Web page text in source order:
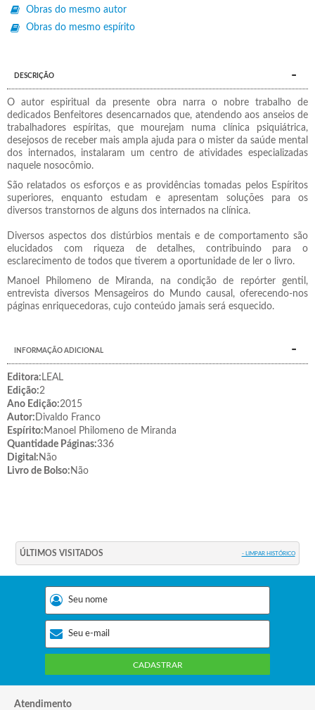
Obras do mesmo autor
Obras do mesmo espírito
DESCRIÇÃO
O autor espiritual da presente obra narra o nobre trabalho de
dedicados Benfeitores desencarnados que, atendendo aos anseios de
trabalhadores espíritas, que mourejam numa clínica psiquiátrica,
desejosos de receber mais ampla ajuda para o mister da saúde mental
dos internados, instalaram um centro de atividades especializadas
naquele nosocômio.
São relatados os esforços e as providências tomadas pelos Espíritos
superiores, enquanto estudam e apresentam soluções para os
diversos transtornos de alguns dos internados na clínica.
Diversos aspectos dos distúrbios mentais e de comportamento são
elucidados com riqueza de detalhes, contribuindo para o
esclarecimento de todos que tiverem a oportunidade de ler o livro.
Manoel Philomeno de Miranda, na condição de repórter gentil,
entrevista diversos Mensageiros do Mundo causal, oferecendo-nos
páginas enriquecedoras, cujo conteúdo jamais será esquecido.
INFORMAÇÃO ADICIONAL
Editora: LEAL
Edição:2
Ano Edição:2015
Autor: Divaldo Franco
Espírito: Manoel Philomeno de Miranda
Quantidade Páginas:336
Digital: Não
Livro de Bolso: Não
ÚLTIMOS VISITADOS - LIMPAR HISTÓRICO
CADASTRAR
Atendimento